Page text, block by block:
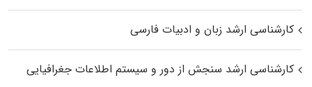
کارشناسی ارشد زبان و ادبیات فارسی
کارشناسی ارشد سنجش از دور و سیستم اطلاعات جغرافیایی